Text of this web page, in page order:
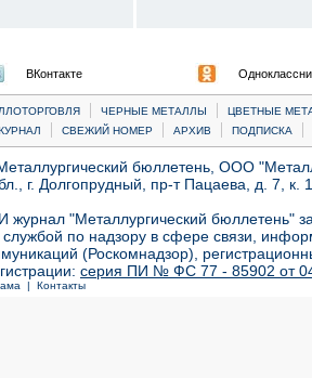
ВКонтакте
| ЧЕРНЫЕ МЕТАЛЛЫ |
ЦВЕТНЫЕ
| СВЕЖИЙ НОМЕР | АРХИВ | ПОДПИСКА |
бюллетень, ООО
г. Долгопрудный, пр-т Пацаева, д. 7,
"Металлургический бюллетень"
по надзору в сфере связи,
(Роскомнадзор),
серия ПИ № ФС 77 - 85902 от 04
| Контакты